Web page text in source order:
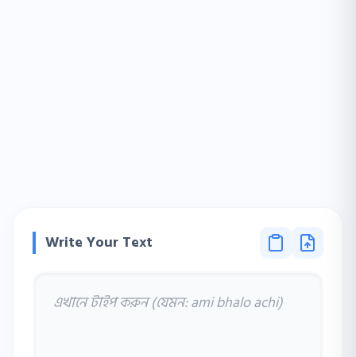
Write Your Text